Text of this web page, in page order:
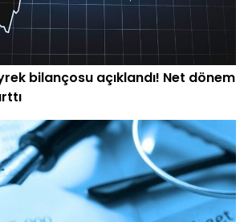
bilançosu açıklandı! Net dönem